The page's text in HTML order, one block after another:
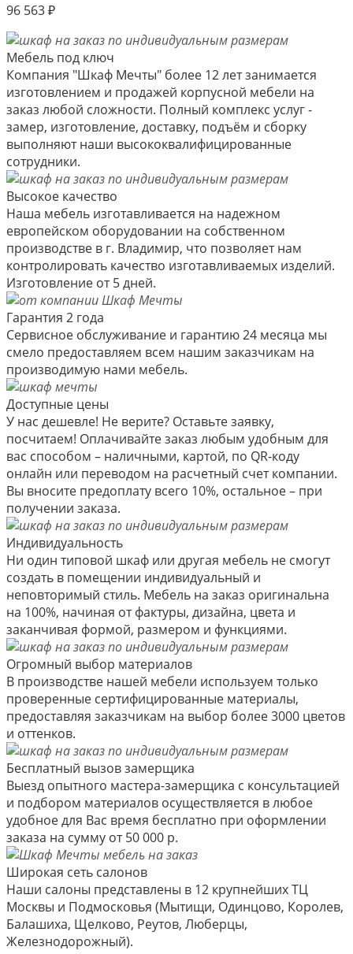
96 563₽
Мебель под ключ
Компания "Шкаф Мечты" более 12 лет занимается
изготовлением и продажей корпусной мебели на
заказ любой сложности. Полный комплекс услуг -
замер, изготовление, доставку, подъём и сборку
выполняют наши высококвалифицированные
сотрудники.
Высокое качество
Наша мебель изготавливается на надежном
европейском оборудовании на собственном
производстве в г. Владимир, что позволяет нам
контролировать качество изготавливаемых изделий.
Изготовление от 5 дней.
Гарантия 2 года
Сервисное обслуживание и гарантию 24 месяца мы
смело предоставляем всем нашим заказчикам на
производимую нами мебель.
Доступные цены
У нас дешевле! Не верите? Оставьте заявку,
посчитаем! Оплачивайте заказ любым удобным для
вас способом – наличными, картой, по QR-коду
онлайн или переводом на расчетный счет компании.
Вы вносите предоплату всего 10%, остальное – при
получении заказа.
Индивидуальность
Ни один типовой шкаф или другая мебель не смогут
создать в помещении индивидуальный и
неповторимый стиль. Мебель на заказ оригинальна
на 100%, начиная от фактуры, дизайна, цвета и
заканчивая формой, размером и функциями.
Огромный выбор материалов
В производстве нашей мебели используем только
проверенные сертифицированные материалы,
предоставляя заказчикам на выбор более 3000 цветов
и оттенков.
Бесплатный вызов замерщика
Выезд опытного мастера-замерщика с консультацией
и подбором материалов осуществляется в любое
удобное для Вас время бесплатно при оформлении
заказа на сумму от 50 000 р.
Широкая сеть салонов
Наши салоны представлены в 12 крупнейших ТЦ
Москвы и Подмосковья (Мытищи, Одинцово, Королев,
Балашиха, Щелково, Реутов, Люберцы,
Железнодорожный).